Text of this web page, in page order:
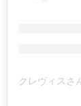
クレヴィスさ